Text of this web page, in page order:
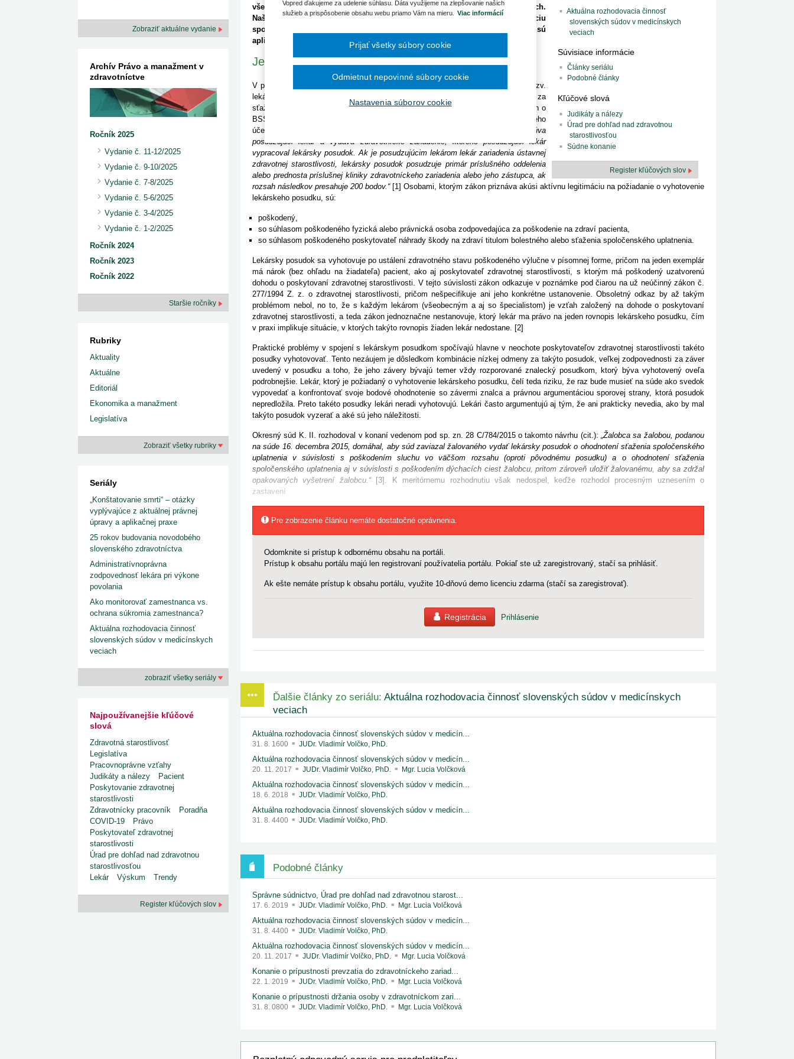
Ministerstvo zdravotníctva zverejnilo aktualizovaný
zoznam kategori...
29. 6. 2026
redakcia
29. 6. 2026
redakcia
Výzva na podporu dostupnosti zdravotnej
starostlivosti v centrách z...
22. 6. 2026
redakcia
2015
2010
Od 1. augusta 2026 sa začína šesťmesačné prechodné obdobie na
implementáciu nových elektronických služieb v elektronickej zdravotnej
Ročník 2013
Ročník 2026
Aktuálna rozhodovacia činnosť
slovenských súdov v medicínskych
veciach
Súvisiace informácie
Články seriálu
Podobné články
Kľúčové slová
Judikáty a nálezy
Úrad pre dohľad nad zdravotnou
starostlivosťou
Súdne konanie
Register kľúčových slov
všeobecných súdov Slovenskej republiky v medicínsko-právnych sporoch.
Naším primárnym cieľom je poukázať na zaujímavú právnu argumentáciu
sporových strán a najmä súdu v aktuálnych rozhodnutiach, ktoré sú
aplikovateľné v praxi právnikov zaujímajúcich sa o medicínske právo.
Je možné vydanie lekárskeho posudku žalovať?
V právnej praxi sme sa už vo viacerých prípadoch stretli s problémami vydania tzv.
lekárskeho posudku. Zákon č. 437/2004 Z. z. o náhrade za bolesť a o náhrade za
sťaženie spoločenského uplatnenia v znení neskorších predpisov (ďalej aj „zákon o
BSSÚ“) v § 7 a 8 (v spojení s prílohou č. 2 k zákonu o BSSÚ) právne zakotvuje jeho
účely a podmienky na jeho vydanie. Podľa zákona (cit.):
„Lekársky posudok spracúva
posudzujúci lekár a vydáva zdravotnícke zariadenie, ktorého posudzujúci lekár
vypracoval lekársky posudok. Ak je posudzujúcim lekárom lekár zariadenia ústavnej
zdravotnej starostlivosti, lekársky posudok posudzuje primár príslušného oddelenia
alebo prednosta príslušnej kliniky zdravotníckeho zariadenia alebo jeho zástupca, ak
rozsah následkov presahuje 200 bodov.“[1] Osobami, ktorým zákon priznáva akúsi aktívnu legitimáciu na požiadanie o vyhotovenie
lekárskeho posudku, sú:
poškodený,
so súhlasom poškodeného fyzická alebo právnická osoba zodpovedajúca za poškodenie na zdraví pacienta,
so súhlasom poškodeného poskytovateľ náhrady škody na zdraví titulom bolestného alebo sťaženia spoločenského uplatnenia.
Lekársky posudok sa vyhotovuje po ustálení zdravotného stavu poškodeného výlučne v písomnej forme, pričom na jeden exemplár
má nárok (bez ohľadu na žiadateľa) pacient, ako aj poskytovateľ zdravotnej starostlivosti, s ktorým má poškodený uzatvorenú
dohodu o poskytovaní zdravotnej starostlivosti. V tejto súvislosti zákon odkazuje v poznámke pod čiarou na už neúčinný zákon č.
277/1994 Z. z. o zdravotnej starostlivosti, pričom nešpecifikuje ani jeho konkrétne ustanovenie. Obsoletný odkaz by až takým
problémom nebol, no to, že s každým lekárom (všeobecným a aj so špecialistom) je vzťah založený na dohode o poskytovaní
zdravotnej starostlivosti, a teda zákon jednoznačne nestanovuje, ktorý lekár ma právo na jeden rovnopis lekárskeho posudku, čím
v praxi implikuje situácie, v ktorých takýto rovnopis žiaden lekár nedostane. [2]
Praktické problémy v spojení s lekárskym posudkom spočívajú hlavne v neochote poskytovateľov zdravotnej starostlivosti takéto
posudky vyhotovovať. Tento nezáujem je dôsledkom kombinácie nízkej odmeny za takýto posudok, veľkej zodpovednosti za záver
uvedený v posudku a toho, že jeho závery bývajú temer vždy rozporované znalecký posudkom, ktorý býva vyhotovený oveľa
podrobnejšie. Lekár, ktorý je požiadaný o vyhotovenie lekárskeho posudku, čelí teda riziku, že raz bude musieť na súde ako svedok
vypovedať a konfrontovať svoje bodové ohodnotenie so závermi znalca a právnou argumentáciou sporovej strany, ktorá posudok
nepredložila. Preto takéto posudky lekári neradi vyhotovujú. Lekári často argumentujú aj tým, že ani prakticky nevedia, ako by mal
takýto posudok vyzerať a aké sú jeho náležitosti.
Okresný súd K. II. rozhodoval v konaní vedenom pod sp. zn. 28 C/784/2015 o takomto návrhu (cit.):„Žalobca sa žalobou, podanou
na súde 16. decembra 2015, domáhal, aby súd zaviazal žalovaného vydať lekársky posudok o ohodnotení sťaženia spoločenského
uplatnenia v súvislosti s poškodením sluchu vo väčšom rozsahu (oproti pôvodnému posudku) a o ohodnotení sťaženia
spoločenského uplatnenia aj v súvislosti s poškodením dýchacích ciest žalobcu, pritom zároveň uložiť žalovanému, aby sa zdržal
opakovaných vyšetrení žalobcu.“[3]. K meritórnemu rozhodnutiu však nedospel, keďže rozhodol procesným uznesením o
zastavení
Pre zobrazenie článku nemáte dostatočné oprávnenia.
Odomknite si prístup k odbornému obsahu na portáli.
Prístup k obsahu portálu majú len registrovaní používatelia portálu. Pokiaľ ste už zaregistrovaný, stačí sa prihlásiť.
Ak ešte nemáte prístup k obsahu portálu, využite 10-dňovú demo licenciu zdarma (stačí sa zaregistrovať).
Registrácia Prihlásenie
Ďalšie články zo seriálu: Aktuálna rozhodovacia činnosť slovenských súdov v medicínskych
veciach
Aktuálna rozhodovacia činnosť slovenských súdov v medicín...
31. 8. 1600 JUDr. Vladimír Volčko, PhD.
Aktuálna rozhodovacia činnosť slovenských súdov v medicín...
20. 11. 2017 JUDr. Vladimír Volčko, PhD. Mgr. Lucia Volčková
Aktuálna rozhodovacia činnosť slovenských súdov v medicín...
18. 6. 2018 JUDr. Vladimír Volčko, PhD.
Aktuálna rozhodovacia činnosť slovenských súdov v medicín...
31. 8. 4400 JUDr. Vladimír Volčko, PhD.
Podobné články
Správne súdnictvo, Úrad pre dohľad nad zdravotnou starost...
17. 6. 2019 JUDr. Vladimír Volčko, PhD. Mgr. Lucia Volčková
Aktuálna rozhodovacia činnosť slovenských súdov v medicín...
31. 8. 4400 JUDr. Vladimír Volčko, PhD.
Aktuálna rozhodovacia činnosť slovenských súdov v medicín...
20. 11. 2017 JUDr. Vladimír Volčko, PhD. Mgr. Lucia Volčková
Konanie o prípustnosti prevzatia do zdravotníckeho zariad...
22. 1. 2019 JUDr. Vladimír Volčko, PhD. Mgr. Lucia Volčková
Konanie o prípustnosti držania osoby v zdravotníckom zari...
31. 8. 0800 JUDr. Vladimír Volčko, PhD. Mgr. Lucia Volčková
Zobraziť aktuálne vydanie
Archív Právo a manažment v
zdravotníctve
Ročník 2025
Vydanie č. 11-12/2025
Vydanie č. 9-10/2025
Vydanie č. 7-8/2025
Vydanie č. 5-6/2025
Vydanie č. 3-4/2025
Vydanie č. 1-2/2025
Ročník 2024
Ročník 2023
Ročník 2022
Staršie ročníky
Rubriky
Aktuality
Aktuálne
Editoriál
Ekonomika a manažment
Legislatíva
Zobraziť všetky rubriky
Seriály
„Konštatovanie smrti“ – otázky
vyplývajúce z aktuálnej právnej
úpravy a aplikačnej praxe
25 rokov budovania novodobého
slovenského zdravotníctva
Administratívnoprávna
zodpovednosť lekára pri výkone
povolania
Ako monitorovať zamestnanca vs.
ochrana súkromia zamestnanca?
Aktuálna rozhodovacia činnosť
slovenských súdov v medicínskych
veciach
zobraziť všetky seriály
Najpoužívanejšie kľúčové
slová
Zdravotná starostlivosť
Legislatíva
Pracovnoprávne vzťahy
Judikáty a nálezy
Pacient
Poskytovanie zdravotnej
starostlivosti
Zdravotnícky pracovník
Poradňa
COVID-19
Právo
Poskytovateľ zdravotnej
starostlivosti
Úrad pre dohľad nad zdravotnou
starostlivosťou
Lekár
Výskum Trendy
Register kľúčových slov
Vopred ďakujeme za udelenie súhlasu. Dáta využijeme na zlepšovanie našich
služieb a prispôsobenie obsahu webu priamo Vám na mieru.
Viac informácií
Nastavenia súborov cookie
Odmietnut nepovinné súbory cookie
Prijať všetky súbory cookie